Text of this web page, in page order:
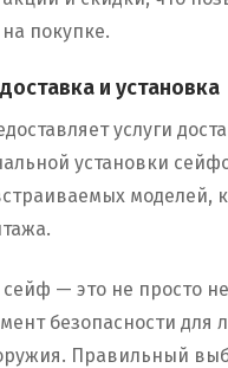
покупке.
и установка
услуги
установки
моделей,
— это не просто
безопасности для
Правильный